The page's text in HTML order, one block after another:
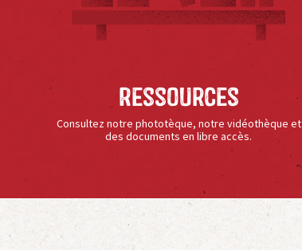
Ressources
Consultez notre phototèque, notre vidéothèque et
des documents en libre accès.